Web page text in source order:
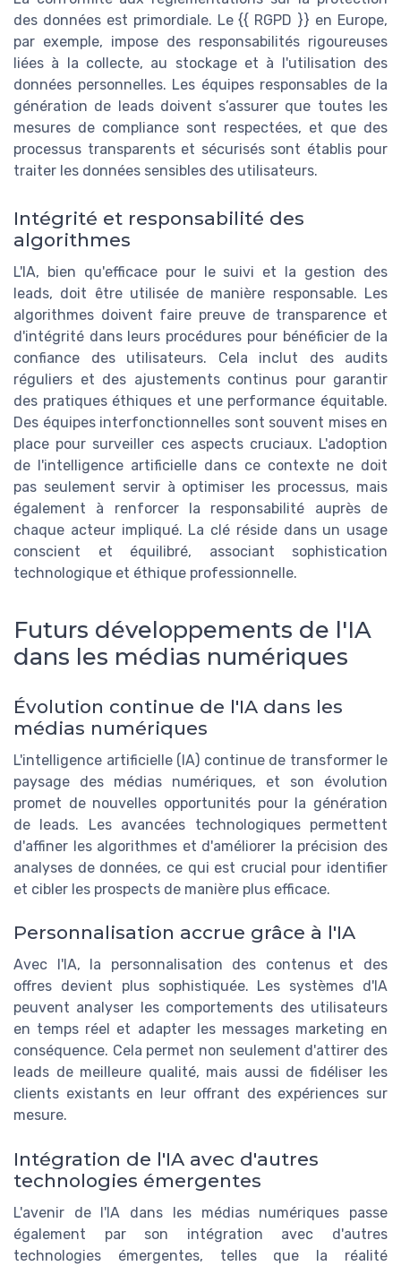
des données est primordiale. Le {{ RGPD }} en Europe,
par exemple, impose des responsabilités rigoureuses
liées à la collecte, au stockage et à l'utilisation des
données personnelles. Les équipes responsables de la
génération de leads doivent s’assurer que toutes les
mesures de compliance sont respectées, et que des
processus transparents et sécurisés sont établis pour
traiter les données sensibles des utilisateurs.
Intégrité et responsabilité des
algorithmes
L'IA, bien qu'efficace pour le suivi et la gestion des
leads, doit être utilisée de manière responsable. Les
algorithmes doivent faire preuve de transparence et
d'intégrité dans leurs procédures pour bénéficier de la
confiance des utilisateurs. Cela inclut des audits
réguliers et des ajustements continus pour garantir
des pratiques éthiques et une performance équitable.
Des équipes interfonctionnelles sont souvent mises en
place pour surveiller ces aspects cruciaux. L'adoption
de l'intelligence artificielle dans ce contexte ne doit
pas seulement servir à optimiser les processus, mais
également à renforcer la responsabilité auprès de
chaque acteur impliqué. La clé réside dans un usage
conscient et équilibré, associant sophistication
technologique et éthique professionnelle.
Futurs développements de l'IA
dans les médias numériques
Évolution continue de l'IA dans les
médias numériques
L'intelligence artificielle (IA) continue de transformer le
paysage des médias numériques, et son évolution
promet de nouvelles opportunités pour la génération
de leads. Les avancées technologiques permettent
d'affiner les algorithmes et d'améliorer la précision des
analyses de données, ce qui est crucial pour identifier
et cibler les prospects de manière plus efficace.
Personnalisation accrue grâce à l'IA
Avec l'IA, la personnalisation des contenus et des
offres devient plus sophistiquée. Les systèmes d'IA
peuvent analyser les comportements des utilisateurs
en temps réel et adapter les messages marketing en
conséquence. Cela permet non seulement d'attirer des
leads de meilleure qualité, mais aussi de fidéliser les
clients existants en leur offrant des expériences sur
mesure.
Intégration de l'IA avec d'autres
technologies émergentes
L'avenir de l'IA dans les médias numériques passe
également par son intégration avec d'autres
technologies émergentes, telles que la réalité